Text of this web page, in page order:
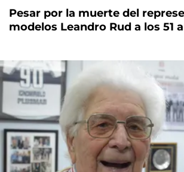
Pesar por la muerte del
modelos Leandro Rud a los 51